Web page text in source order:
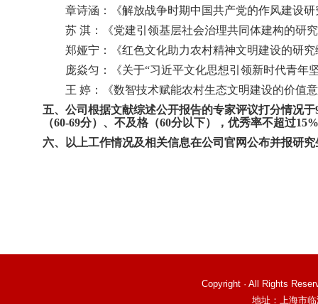
章诗涵：《解放战争时期中国共产党的作风建设研
苏 淇：《党建引领基层社会治理共同体建构的研
郑娅宁：《红色文化助力农村精神文明建设的研究
庞焱匀：《关于“习近平文化思想引领新时代青年
王 婷：《数智技术赋能农村生态文明建设的价值
五、公司根据文献综述公开报告的专家评议打分情况于
（60-69分）、不及格（60分以下），优秀率不超过
六、以上工作情况及相关信息在公司官网公布并报研
Copyright · All Rights
地址：上海市